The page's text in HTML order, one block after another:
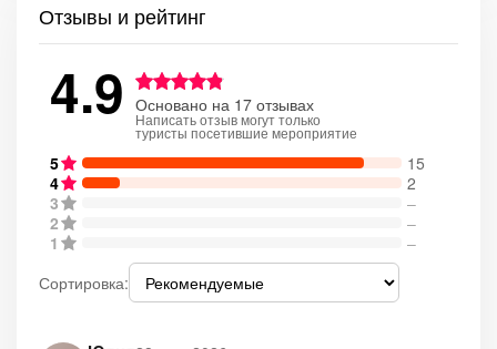
Отзывы и рейтинг
4.9 Основано на 17 отзывах
Написать отзыв могут только
туристы посетившие мероприятие
5
15
4
2
3
–
2
–
1
–
Сортировка: